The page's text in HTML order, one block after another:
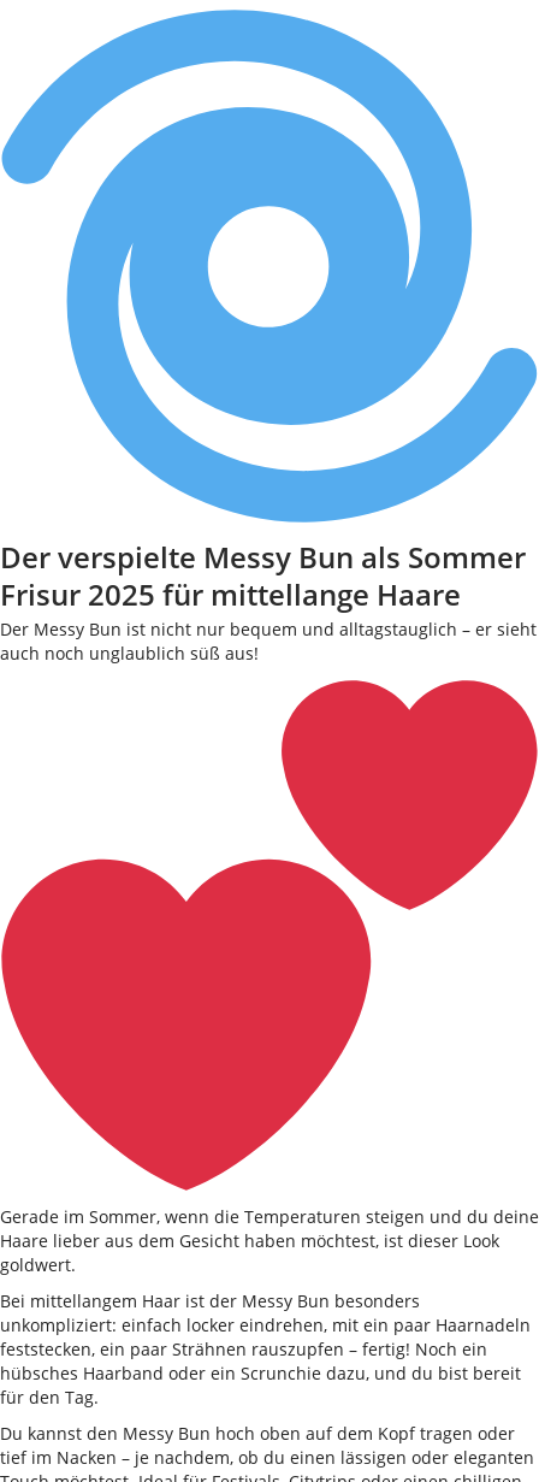
Der verspielte Messy Bun als Sommer
Frisur 2025 für mittellange Haare
Der Messy Bun ist nicht nur bequem und alltagstauglich – er sieht
auch noch unglaublich süß aus!
Gerade im Sommer, wenn die Temperaturen steigen und du deine
Haare lieber aus dem Gesicht haben möchtest, ist dieser Look
goldwert.
Bei mittellangem Haar ist der Messy Bun besonders
unkompliziert: einfach locker eindrehen, mit ein paar Haarnadeln
feststecken, ein paar Strähnen rauszupfen – fertig! Noch ein
hübsches Haarband oder ein Scrunchie dazu, und du bist bereit
für den Tag.
Du kannst den Messy Bun hoch oben auf dem Kopf tragen oder
tief im Nacken – je nachdem, ob du einen lässigen oder eleganten